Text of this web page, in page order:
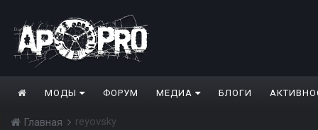
МОДЫ ФОРУМ МЕДИА БЛОГИ
Главная reyovsky